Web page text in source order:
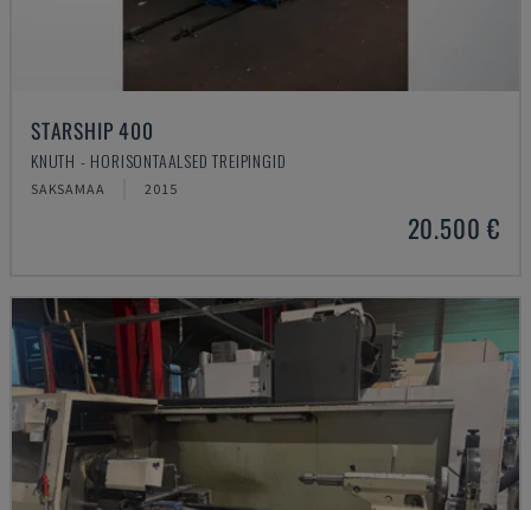
STARSHIP 400
KNUTH - HORISONTAALSED TREIPINGID
SAKSAMAA 2015
20.500 €